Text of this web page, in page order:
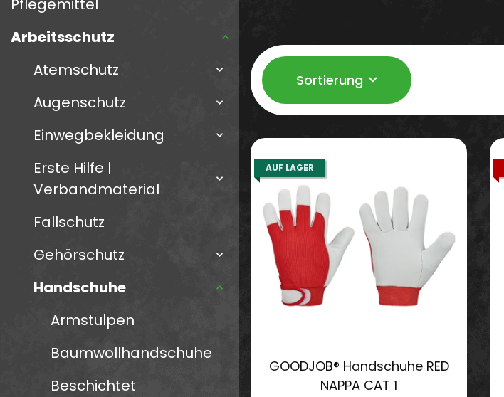
Sortierung
AUF LAGER
GOODJOB® Handschuhe RED
NAPPA CAT 1
Pflegemittel
Arbeitsschutz
Atemschutz
Augenschutz
Einwegbekleidung
Erste Hilfe |
Verbandmaterial
Fallschutz
Gehörschutz
Handschuhe
Armstulpen
Baumwollhandschuhe
Beschichtet